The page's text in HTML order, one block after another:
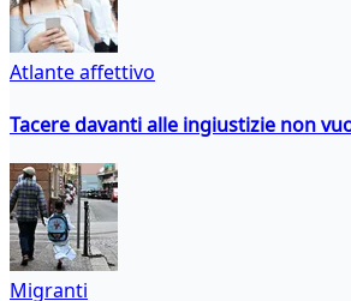
Atlante affettivo
Tacere davanti alle ingiustizie non
Migranti